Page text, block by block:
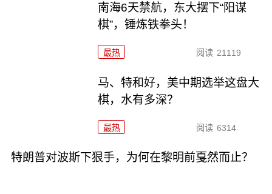
南海6天禁航，东大摆下“阳谋
棋”，锤炼铁拳头！
最热 阅读 21119
马、特和好，美中期选举这盘大
棋，水有多深？
最热 阅读 6314
特朗普对波斯下狠手，为何在黎明前戛然而止？